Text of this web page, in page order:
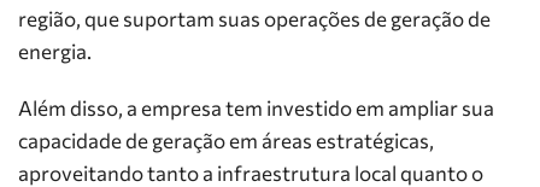
região, que suportam suas operações de geração de
energia.
Além disso, a empresa tem investido em ampliar sua
capacidade de geração em áreas estratégicas,
aproveitando tanto a infraestrutura local quanto o